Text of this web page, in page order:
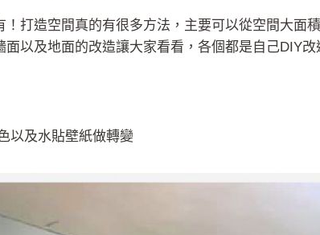
！打造空間真的有很多方法，主要可以從空間大面
以及地面的改造讓大家看看，各個都是自己DIY改
以及水貼壁紙做轉變